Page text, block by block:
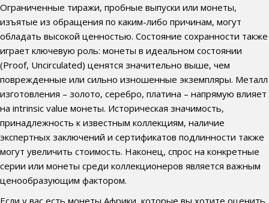
Ограниченные тиражи, пробные выпуски или монеты,
изъятые из обращения по каким-либо причинам, могут
обладать высокой ценностью. Состояние сохранности также
играет ключевую роль: монеты в идеальном состоянии
(Proof, Uncirculated) ценятся значительно выше, чем
поврежденные или сильно изношенные экземпляры. Металл
изготовления – золото, серебро, платина – напрямую влияет
на intrinsic value монеты. Историческая значимость,
принадлежность к известным коллекциям, наличие
экспертных заключений и сертификатов подлинности также
могут увеличить стоимость. Наконец, спрос на конкретные
серии или монеты среди коллекционеров является важным
ценообразующим фактором.
Если у вас есть монеты Африки, которые вы хотите оценить